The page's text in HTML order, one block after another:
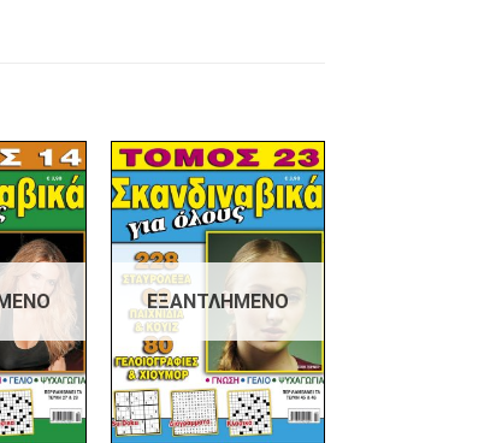
Πρόσθήκη
λίστα
επιθυμιών
Πρόσθήκη
στην λίστα
επιθυμιών
ΕΞΑΝΤΛΗΜΈΝΟ